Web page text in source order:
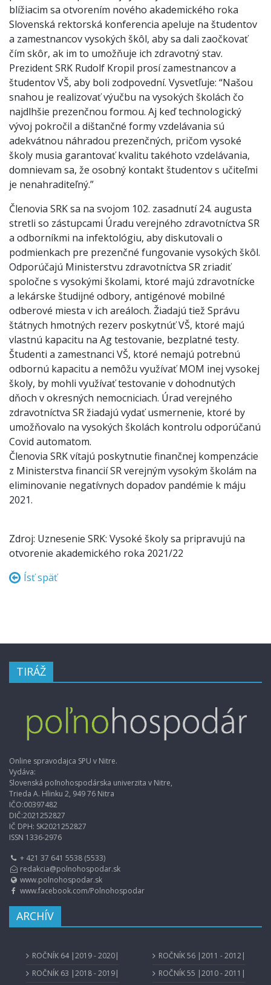
blížiacim sa otvorením nového akademického roka
Slovenská rektorská konferencia apeluje na študentov
a zamestnancov vysokých škôl, aby sa dali zaočkovať
čím skôr, ak im to umožňuje ich zdravotný stav.
Prezident SRK Rudolf Kropil prosí zamestnancov a
študentov VŠ, aby boli zodpovední. Vysvetľuje: “Našou
snahou je realizovať výučbu na vysokých školách čo
najdlhšie prezenčnou formou. Aj keď technologický
vývoj pokročil a dištančné formy vzdelávania sú
adekvátnou náhradou prezenčných, pričom vysoké
školy musia garantovať kvalitu takéhoto vzdelávania,
domnievam sa, že osobný kontakt študentov s učiteľmi
je nenahraditeľný.”
Členovia SRK sa na svojom 102. zasadnutí 24. augusta
stretli so zástupcami Úradu verejného zdravotníctva SR
a odborníkmi na infektológiu, aby diskutovali o
podmienkach pre prezenčné fungovanie vysokých škôl.
Odporúčajú Ministerstvu zdravotníctva SR zriadiť
spoločne s vysokými školami, ktoré majú zdravotnícke
a lekárske študijné odbory, antigénové mobilné
odberové miesta v ich areáloch. Žiadajú tiež Správu
štátnych hmotných rezerv poskytnúť VŠ, ktoré majú
vlastnú kapacitu na Ag testovanie, bezplatné testy.
Študenti a zamestnanci VŠ, ktoré nemajú potrebnú
odbornú kapacitu a nemôžu využívať MOM inej vysokej
školy, by mohli využívať testovanie v dohodnutých
dňoch v okresných nemocniciach. Úrad verejného
zdravotníctva SR žiadajú vydať usmernenie, ktoré by
umožňovalo na vysokých školách kontrolu odporúčanú
Covid automatom.
Členovia SRK vítajú poskytnutie finančnej kompenzácie
z Ministerstva financií SR verejným vysokým školám na
eliminovanie negatívnych dopadov pandémie k máju
2021.
Zdroj: Uznesenie SRK: Vysoké školy sa pripravujú na
otvorenie akademického roka 2021/22
Ísť späť
TIRÁŽ
Online spravodajca SPU v Nitre.
Vydáva:
Slovenská poľnohospodárska univerzita v Nitre,
Trieda A. Hlinku 2, 949 76 Nitra
IČO:00397482
DIČ:2021252827
IČ DPH: SK2021252827
ISSN 1336-2976
+ 421 37 641 5538 (5533)
redakcia@polnohospodar.sk
www.polnohospodar.sk
www.facebook.com/Polnohospodar
ARCHÍV
ROČNÍK 64 |2019 - 2020|
ROČNÍK 63 |2018 - 2019|
ROČNÍK 56 |2011 - 2012|
ROČNÍK 55 |2010 - 2011|